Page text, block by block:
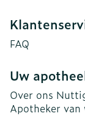
FAQ
Uw
Over ons
Apotheker van